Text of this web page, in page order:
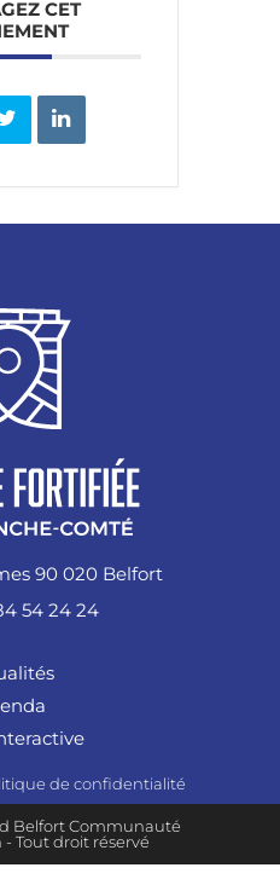
CET
90 020 Belfort
54 24 24
de confidentialité
Belfort Communauté
Tout droit réservé